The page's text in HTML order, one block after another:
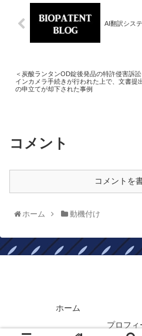
AI翻訳シス
＜炭酸ランタンOD錠後発品の特許侵害訴
インカメラ手続きが行われた上で、文書提
の申立てが却下された事例
コメント
コメントを
ホーム 動機付け
ホーム
プロフィ